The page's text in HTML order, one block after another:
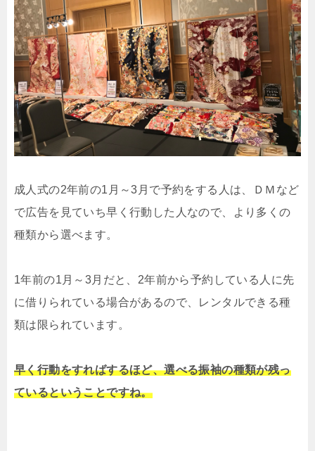
成人式の2年前の1月～3月で予約をする人は、ＤＭなど
で広告を見ていち早く行動した人なので、より多くの
種類から選べます。
1年前の1月～3月だと、2年前から予約している人に先
に借りられている場合があるので、レンタルできる種
類は限られています。
早く行動をすればするほど、選べる振袖の種類が残っ
ているということですね。